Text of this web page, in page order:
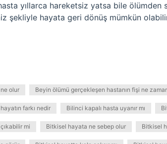
yıllarca hareketsiz yatsa bile ölümden
şekliyle hayata geri dönüş mümkün
olur Beyin ölümü gerçekleşen hastanın fişi ne
farkı nedir Bilinci kapalı hasta uyanır mı
mi Bitkisel hayata ne sebep olur Bitkisel